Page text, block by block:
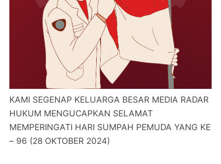
KAMI SEGENAP KELUARGA BESAR MEDIA RADAR
HUKUM MENGUCAPKAN SELAMAT
MEMPERINGATI HARI SUMPAH PEMUDA YANG KE
– 96 (28 OKTOBER 2024)